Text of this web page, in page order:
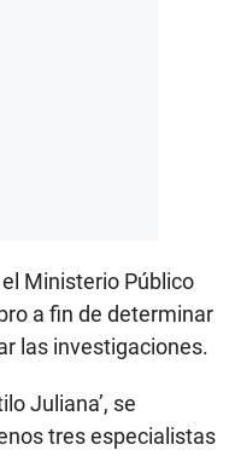
Ministerio Público
a fin de determinar
las investigaciones.
Juliana’, se
tres especialistas